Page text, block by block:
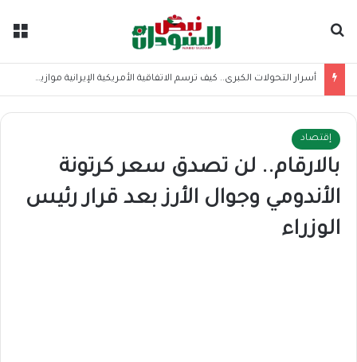
أسرار التحولات الكبرى.. كيف ترسم الاتفاقية الأمريكية الإيرانية موازين القوى بالمنطقة؟
إقتصاد
بالارقام.. لن تصدق سعر كرتونة
الأندومي وجوال الأرز بعد قرار رئيس
الوزراء